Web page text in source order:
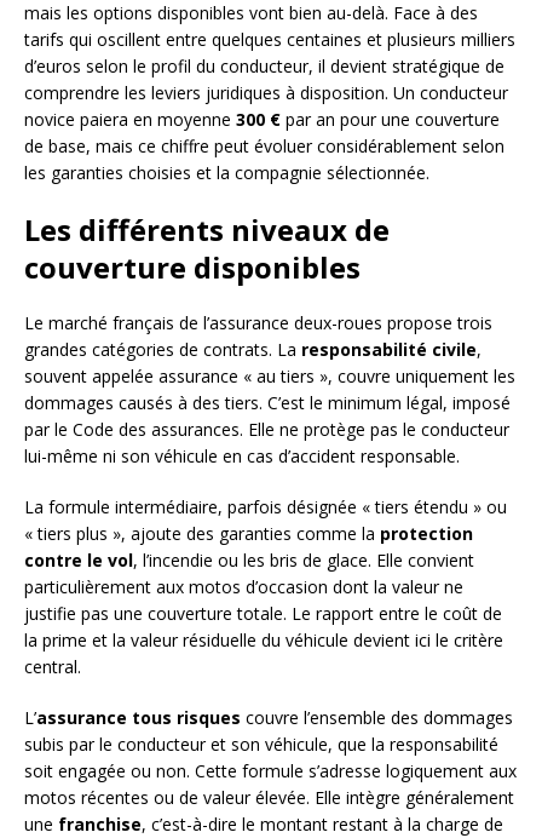
mais les options disponibles vont bien au-delà. Face à des
tarifs qui oscillent entre quelques centaines et plusieurs milliers
d’euros selon le profil du conducteur, il devient stratégique de
comprendre les leviers juridiques à disposition. Un conducteur
novice paiera en moyenne 300 € par an pour une couverture
de base, mais ce chiffre peut évoluer considérablement selon
les garanties choisies et la compagnie sélectionnée.
Les différents niveaux de
couverture disponibles
Le marché français de l’assurance deux-roues propose trois
grandes catégories de contrats. La responsabilité civile,
souvent appelée assurance « au tiers », couvre uniquement les
dommages causés à des tiers. C’est le minimum légal, imposé
par le Code des assurances. Elle ne protège pas le conducteur
lui-même ni son véhicule en cas d’accident responsable.
La formule intermédiaire, parfois désignée « tiers étendu » ou
« tiers plus », ajoute des garanties comme la protection
contre le vol, l’incendie ou les bris de glace. Elle convient
particulièrement aux motos d’occasion dont la valeur ne
justifie pas une couverture totale. Le rapport entre le coût de
la prime et la valeur résiduelle du véhicule devient ici le critère
central.
L’assurance tous risques couvre l’ensemble des dommages
subis par le conducteur et son véhicule, que la responsabilité
soit engagée ou non. Cette formule s’adresse logiquement aux
motos récentes ou de valeur élevée. Elle intègre généralement
une franchise, c’est-à-dire le montant restant à la charge de